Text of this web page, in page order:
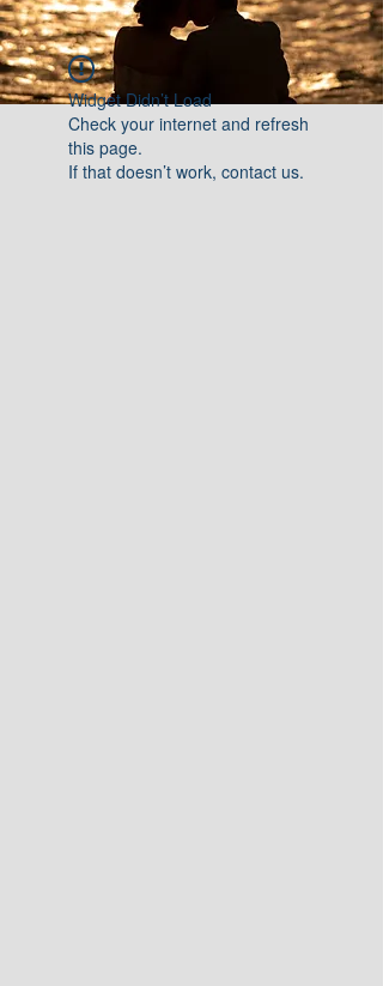
Widget Didn’t Load
Check your internet and refresh
this page.
If that doesn’t work, contact us.